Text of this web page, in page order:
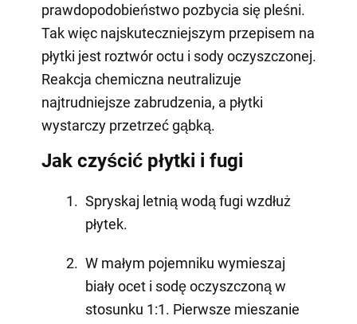
prawdopodobieństwo pozbycia się pleśni.
Tak więc najskuteczniejszym przepisem na
płytki jest roztwór octu i sody oczyszczonej.
Reakcja chemiczna neutralizuje
najtrudniejsze zabrudzenia, a płytki
wystarczy przetrzeć gąbką.
Jak czyścić płytki i fugi
Spryskaj letnią wodą fugi wzdłuż
płytek.
W małym pojemniku wymieszaj
biały ocet i sodę oczyszczoną w
stosunku 1:1. Pierwsze mieszanie